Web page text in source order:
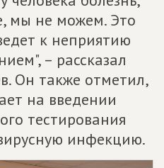
мы не можем. Это
к неприятию
– рассказал
Он также отметил,
на введении
тестирования
инфекцию.